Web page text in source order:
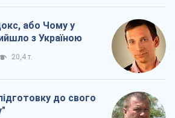
або Чому у
з Україною
20,4 т.
до свого